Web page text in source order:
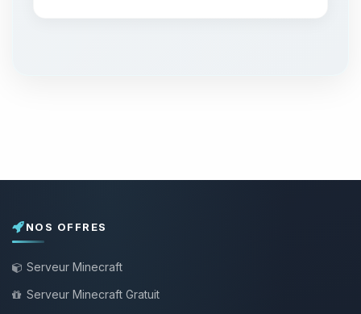
NOS OFFRES
Serveur Minecraft
Serveur Minecraft Gratuit